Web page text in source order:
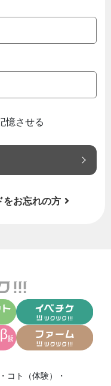
憶させる
をお忘れの方
・ コト（体験）
・